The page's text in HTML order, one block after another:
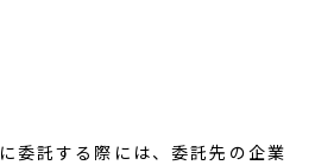
委託する際には、委託先の企業